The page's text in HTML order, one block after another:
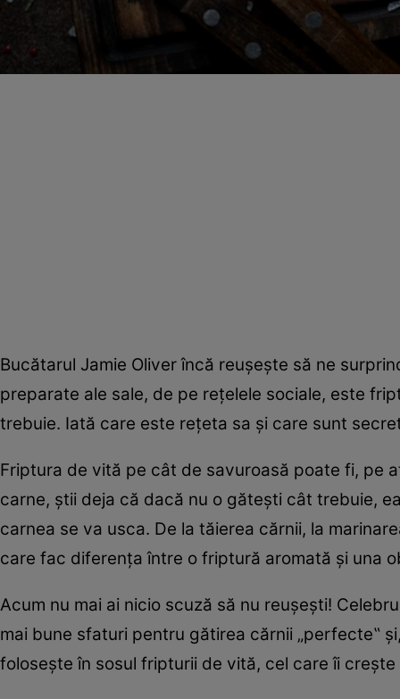
Bucătarul Jamie Oliver încă reuşeşte să ne
preparate ale sale, de pe reţelele sociale, este
trebuie. Iată care este reţeta sa şi care sunt
Friptura de vită pe cât de savuroasă poate fi, pe
carne, ştii deja că dacă nu o găteşti cât trebuie,
carnea se va usca. De la tăierea cărnii, la
care fac diferenţa între o friptură aromată şi una
Acum nu mai ai nicio scuză să nu reuşeşti!
mai bune sfaturi pentru gătirea cărnii „perfecte‟
foloseşte în sosul fripturii de vită, cel care îi